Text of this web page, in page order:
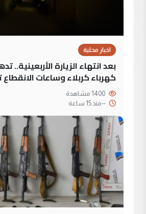
اخبار محلية
بعد انتهاء الزيارة
كهرباء كربلاء وساعات
--منذ 15 ساعة